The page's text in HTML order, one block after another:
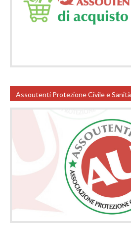
Assoutenti Protezione Civile e Sanità